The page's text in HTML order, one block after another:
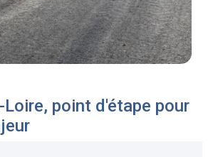
point d'étape pour